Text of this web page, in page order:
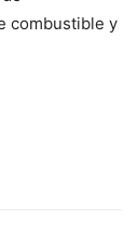
combustible y